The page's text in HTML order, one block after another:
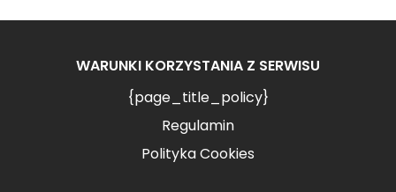
WARUNKI KORZYSTANIA Z SERWISU
{page_title_policy}
Regulamin
Polityka Cookies